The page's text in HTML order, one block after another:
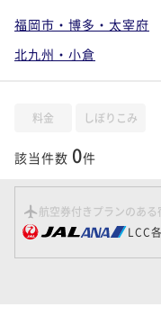
福岡市・博多・太宰府
北九州・小倉
料金 しぼりこみ
該当件数 0件
航空券付きプランのある
LCC